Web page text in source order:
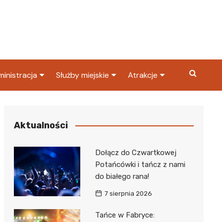
Skarbowy
Służby miejskie
Policja
Atrakcje
Aktualności
Dołącz do Czwartkowej
Potańcówki i tańcz z nami
do białego rana!
7 sierpnia 2026
Tańce w Fabryce: